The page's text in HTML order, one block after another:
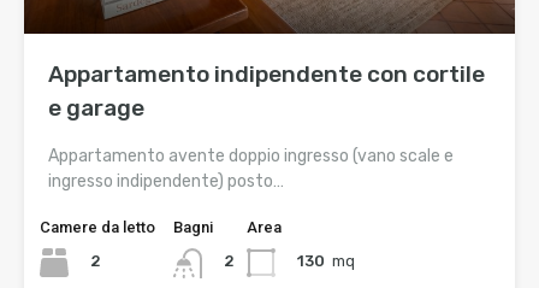
Appartamento indipendente con cortile
e garage
Appartamento avente doppio ingresso (vano scale e
ingresso indipendente) posto…
Camere da letto
2
Bagni
2
Area
130 mq